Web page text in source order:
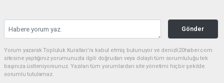
Gönder
Yorum yazarak Topluluk Kuralları’nı kabul etmiş bulunuyor ve denizli20haber.com
sitesine yaptığınız yorumunuzla ilgili doğrudan veya dolaylı tüm sorumluluğu tek
başınıza üstleniyorsunuz. Yazılan tüm yorumlardan site yönetimi hiçbir şekilde
sorumlu tutulamaz.